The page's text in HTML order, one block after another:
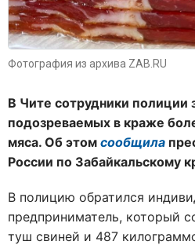
Фотография из архива ZAB.RU
В Чите сотрудники полиции
подозреваемых в краже
мяса. Об этом сообщила
России по Забайкальскому
В полицию обратился
предприниматель, который
туш свиней и 487